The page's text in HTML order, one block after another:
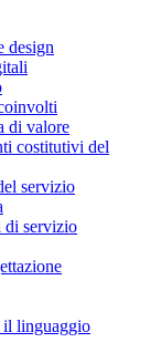
design
di valore
costitutivi del
servizio
di servizio
il linguaggio